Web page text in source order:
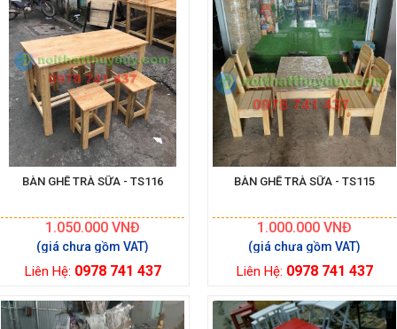
BÀN GHẾ TRÀ SỮA - TS116
1.050.000 VNĐ
Liên Hệ: 0978 741 437
BÀN GHẾ TRÀ SỮA - TS115
1.000.000 VNĐ
Liên Hệ: 0978 741 437